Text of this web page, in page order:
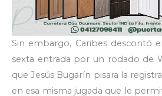
Sin embargo, Caribes descontó
sexta entrada por un rodado de
que Jesús Bugarín pisara la
en esa misma jugada que le